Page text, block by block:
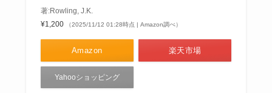
著:Rowling, J.K.
¥1,200
（2025/11/12 01:28時点 | Amazon調べ）
Amazon 楽天市場
Yahooショッピング